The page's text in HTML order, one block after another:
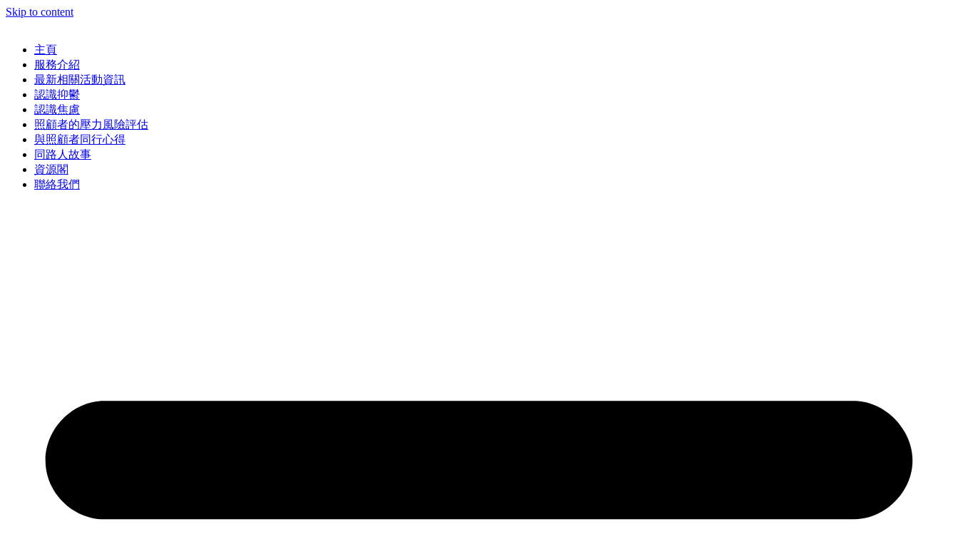
Skip to content
主頁
服務介紹
最新相關活動資訊
認識抑鬱
認識焦慮
照顧者的壓力風險評估
與照顧者同行心得
同路人故事
資源閣
聯絡我們